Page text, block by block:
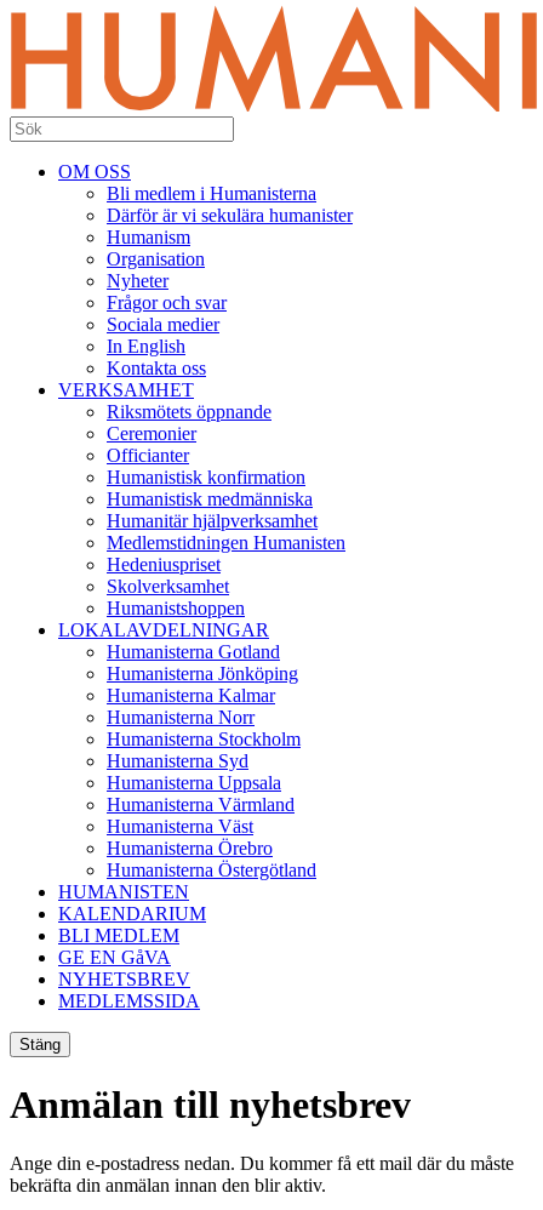
OM OSS
Bli medlem i Humanisterna
Därför är vi sekulära humanister
Humanism
Organisation
Nyheter
Frågor och svar
Sociala medier
In English
Kontakta oss
VERKSAMHET
Riksmötets öppnande
Ceremonier
Officianter
Humanistisk konfirmation
Humanistisk medmänniska
Humanitär hjälpverksamhet
Medlemstidningen Humanisten
Hedeniuspriset
Skolverksamhet
Humanistshoppen
LOKALAVDELNINGAR
Humanisterna Gotland
Humanisterna Jönköping
Humanisterna Kalmar
Humanisterna Norr
Humanisterna Stockholm
Humanisterna Syd
Humanisterna Uppsala
Humanisterna Värmland
Humanisterna Väst
Humanisterna Örebro
Humanisterna Östergötland
HUMANISTEN
KALENDARIUM
BLI MEDLEM
GE EN GåVA
NYHETSBREV
MEDLEMSSIDA
Stäng
Anmälan till nyhetsbrev
Ange din e-postadress nedan. Du kommer få ett mail där du måste
bekräfta din anmälan innan den blir aktiv.